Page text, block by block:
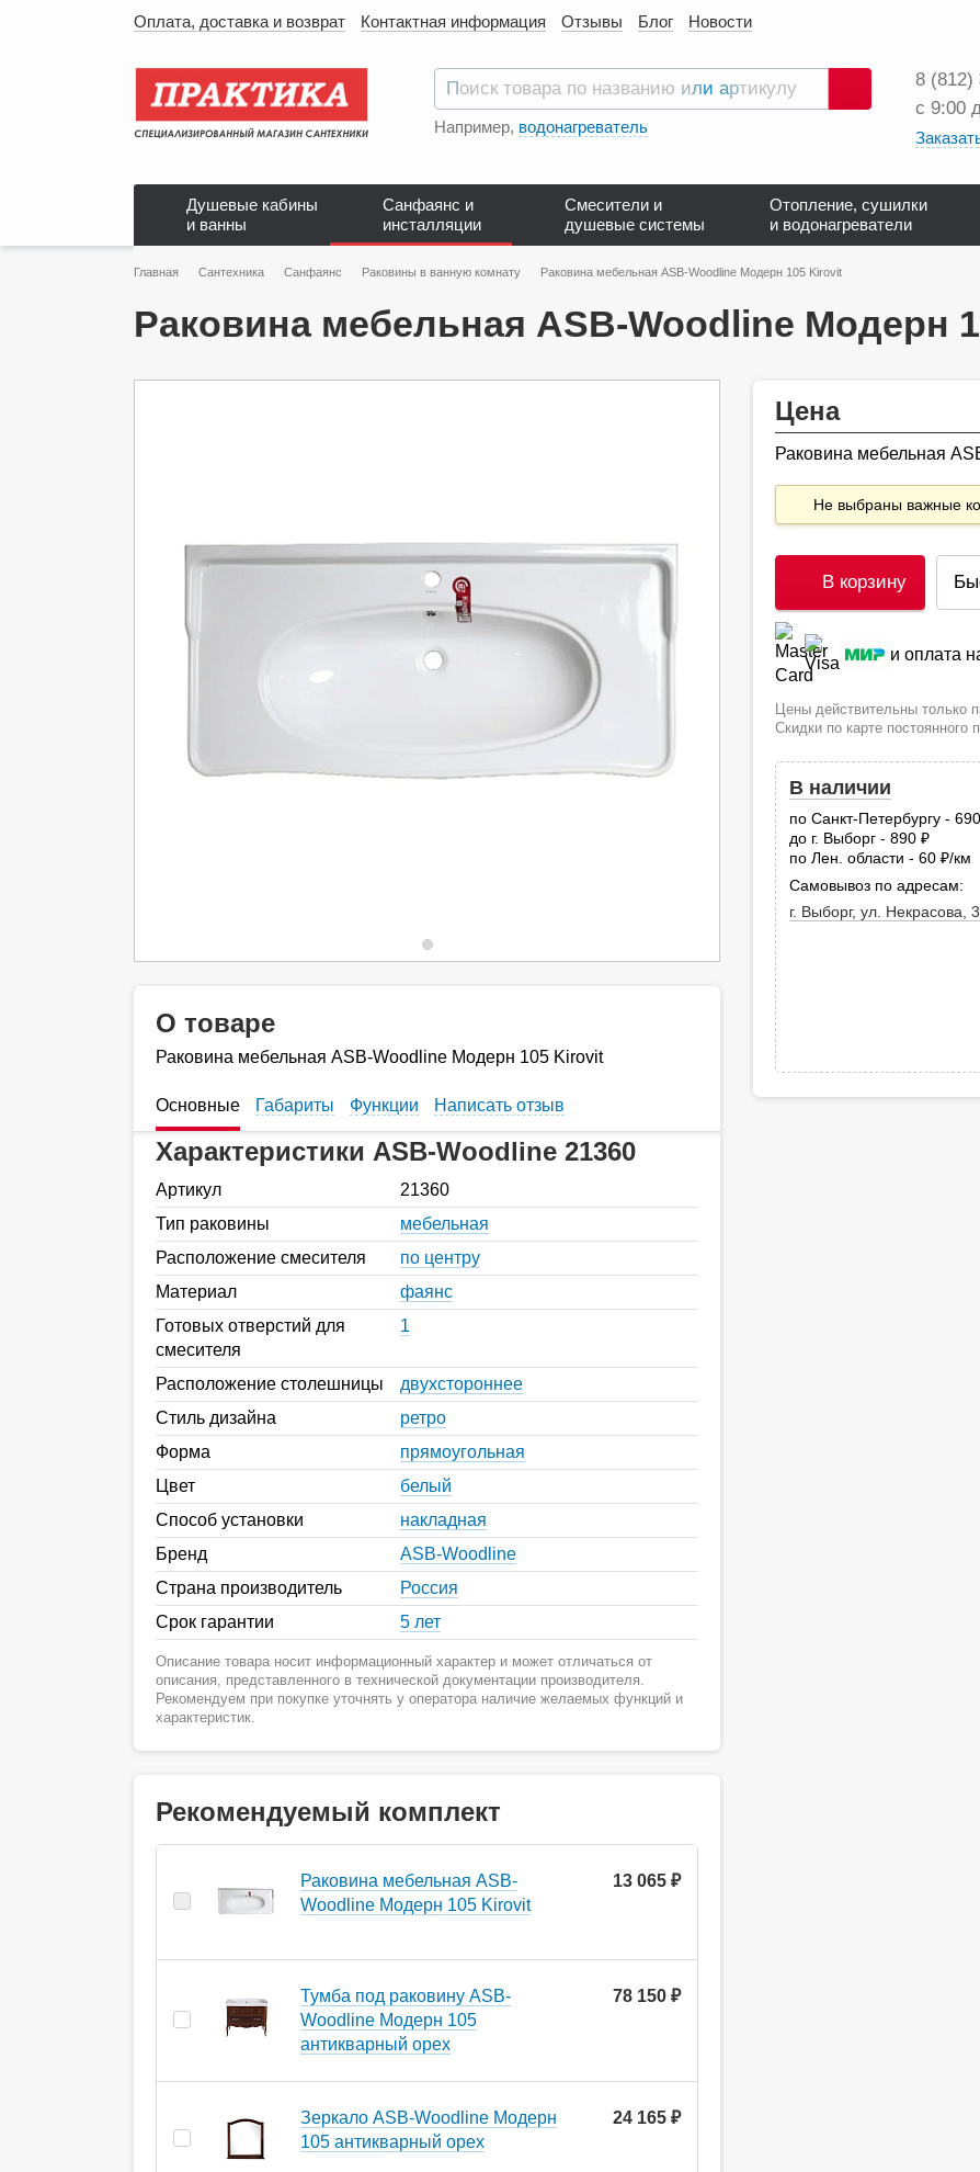
Оплата, доставка и возврат Контактная информация Отзывы Блог Новости
Поиск
Например, водонагреватель
8 (812)
с 9:00
Душевые кабины
и ванны
Санфаянс и
инсталляции
Смесители и
душевые системы
Отопление, сушилки
и водонагреватели
Главная Сантехника Санфаянс Раковины в ванную комнату Раковина мебельная ASB-Woodline Модерн 105 Kirovit
Раковина мебельная ASB-Woodline Модерн
Цена
Раковина мебельная
Не выбраны важные
В корзину
и оплата
Цены действительны только
Скидки по карте постоянного
В наличии
по Санкт-Петербургу - 690
до г. Выборг - 890
по Лен. области - 60
руб.
/км
Самовывоз по адресам:
г. Выборг, ул. Некрасова,
О товаре
Раковина мебельная ASB-Woodline Модерн 105 Kirovit
Основные Габариты Функции Написать отзыв
Характеристики ASB-Woodline 21360
Артикул
21360
Тип раковины
мебельная
Расположение смесителя
по центру
Материал
фаянс
Готовых отверстий для
смесителя
1
Расположение столешницы
двухстороннее
Стиль дизайна
ретро
Форма
прямоугольная
Цвет
белый
Способ установки
накладная
Бренд
ASB-Woodline
Страна производитель
Россия
Срок гарантии
5 лет
Описание товара носит информационный характер и может отличаться от
описания, представленного в технической документации производителя.
Рекомендуем при покупке уточнять у оператора наличие желаемых функций и
характеристик.
Рекомендуемый комплект
Раковина мебельная ASB-
Woodline Модерн 105 Kirovit
13 065 ₽
Тумба под раковину ASB-
Woodline Модерн 105
антикварный орех
78 150 ₽
Зеркало ASB-Woodline Модерн
105 антикварный орех
24 165 ₽